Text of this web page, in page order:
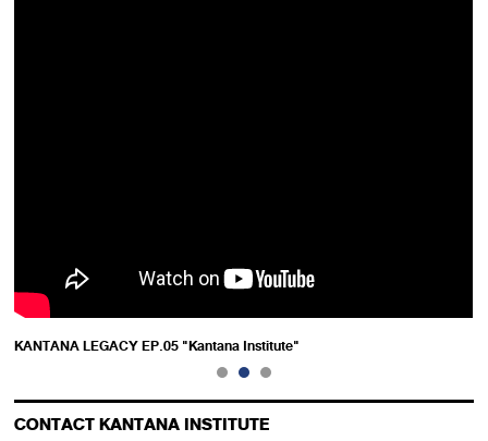
KANTANA LEGACY EP.05 "Kantana Institute"
CONTACT KANTANA INSTITUTE